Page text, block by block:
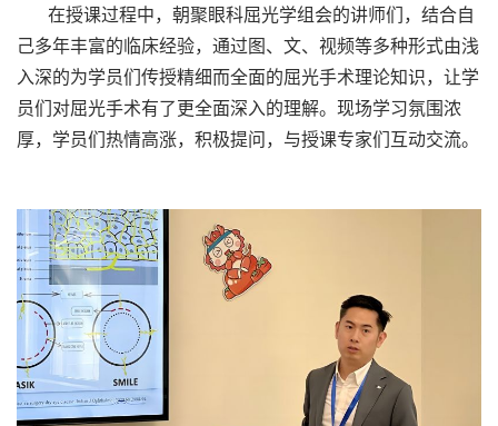
在授课过程中，朝聚眼科屈光学组会的讲师们，结合自
己多年丰富的临床经验，通过图、文、视频等多种形式由浅
入深的为学员们传授精细而全面的屈光手术理论知识，让学
员们对屈光手术有了更全面深入的理解。现场学习氛围浓
厚，学员们热情高涨，积极提问，与授课专家们互动交流。